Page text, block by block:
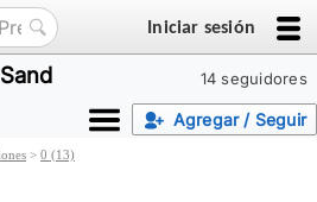
Iniciar sesión
14 seguidores
Agregar / Seguir
> 0 (13)